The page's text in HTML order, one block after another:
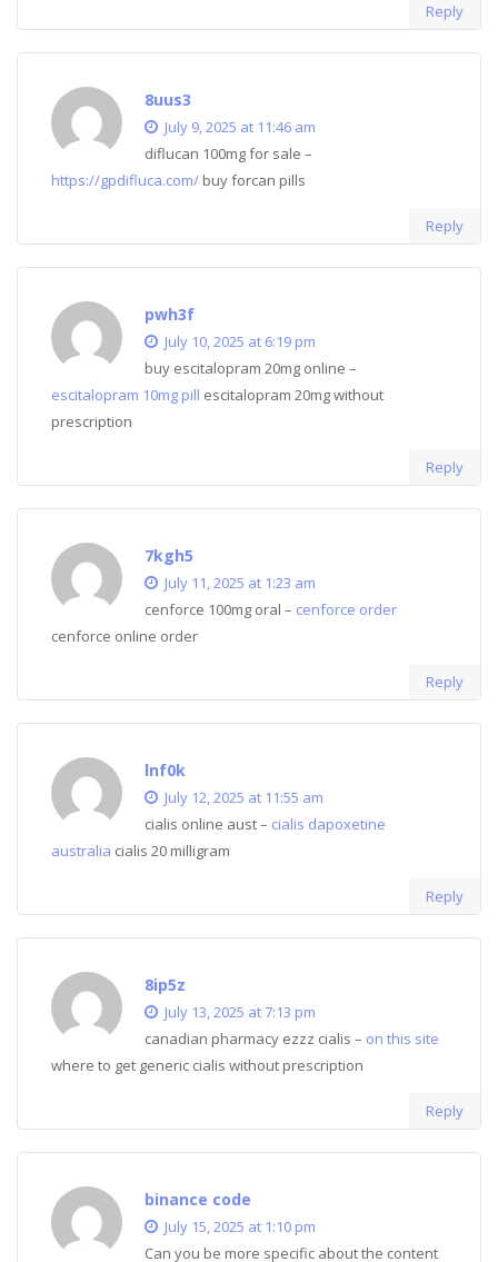
Reply
8uus3
July 9, 2025 at 11:46 am
diflucan 100mg for sale –
https://gpdifluca.com/ buy forcan pills
Reply
pwh3f
July 10, 2025 at 6:19 pm
buy escitalopram 20mg online –
escitalopram 10mg pill escitalopram 20mg without
prescription
Reply
7kgh5
July 11, 2025 at 1:23 am
cenforce 100mg oral – cenforce order
cenforce online order
Reply
lnf0k
July 12, 2025 at 11:55 am
cialis online aust – cialis dapoxetine
australia cialis 20 milligram
Reply
8ip5z
July 13, 2025 at 7:13 pm
canadian pharmacy ezzz cialis – on this site
where to get generic cialis without prescription
Reply
binance code
July 15, 2025 at 1:10 pm
Can you be more specific about the content